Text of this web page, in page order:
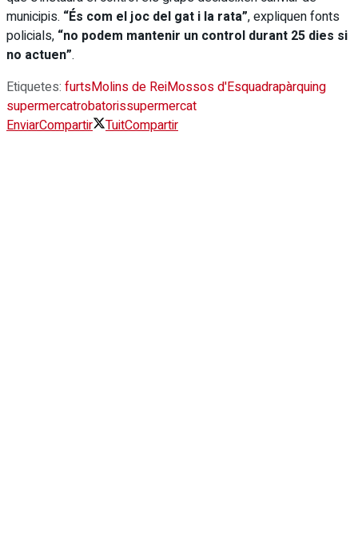
municipis. “És com el joc del gat i la rata”, expliquen fonts
policials, “no podem mantenir un control durant 25 dies si
no actuen”.
Etiquetes: furtsMolins de ReiMossos d'Esquadrapàrquing
supermercatrobatorissupermercat
EnviarCompartir TuitCompartir